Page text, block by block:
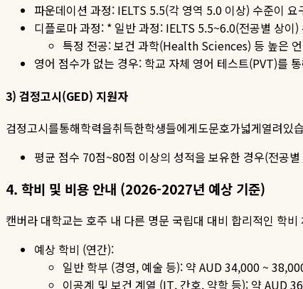
파운데이션 과정: IELTS 5.5(각 영역 5.0 이상) 수준이 요
디플로마과정: * 일반과정: IELTS 5.5~6.0(전공별 상이)
특정 전공:보건 과학(Health Sciences) 등 높은
영어 점수가 없는 경우: 학교 자체 영어 테스트(PVT)를
3) 검정고시(GED) 지원자
검정고시를통해학력을취득한학생들에게도문호가넓게열려있
평균 점수 70점~80점 이상의 성적을 보유한 경우(전공
4. 학비 및 비용 안내 (2026-2027년 예상 기준)
캔버라 대학교는 호주 내 다른 명문 국립대 대비 합리적인 학
예상 학비 (연간):
일반 학부 (경영, 예술등): 약AUD 34,000 ~
이공계 및 보건 계열 (IT, 간호, 약학등): 약AUD